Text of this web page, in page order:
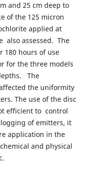
and 25 cm deep to
of the 125 micron
applied at
also assessed. The
180 hours of use
for the three models
The
the uniformity
The use of the disc
efficient to control
of emitters, it
application in the
and physical